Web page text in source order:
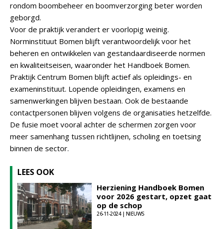
rondom boombeheer en boomverzorging beter worden
geborgd.
Voor de praktijk verandert er voorlopig weinig.
Norminstituut Bomen blijft verantwoordelijk voor het
beheren en ontwikkelen van gestandaardiseerde normen
en kwaliteitseisen, waaronder het Handboek Bomen.
Praktijk Centrum Bomen blijft actief als opleidings- en
exameninstituut. Lopende opleidingen, examens en
samenwerkingen blijven bestaan. Ook de bestaande
contactpersonen blijven volgens de organisaties hetzelfde.
De fusie moet vooral achter de schermen zorgen voor
meer samenhang tussen richtlijnen, scholing en toetsing
binnen de sector.
LEES OOK
Herziening Handboek Bomen
voor 2026 gestart, opzet gaat
op de schop
26-11-2024 | NIEUWS